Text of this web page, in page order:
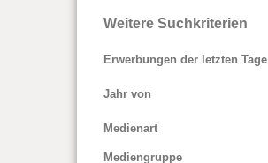
Weitere Suchkriterien
Erwerbungen der letzten Tage
Jahr von
Medienart
Mediengruppe